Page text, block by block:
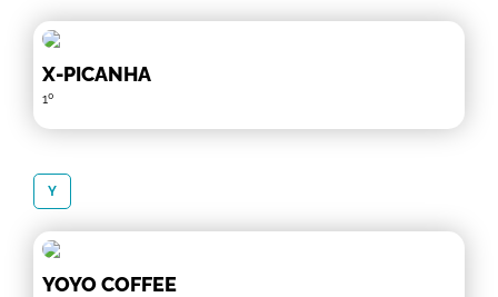
X-PICANHA
1º
Y
YOYO COFFEE